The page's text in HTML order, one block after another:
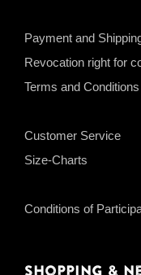
Payment and
Revocation right for
Terms and Conditions
Customer Service
Size-Charts
Conditions of